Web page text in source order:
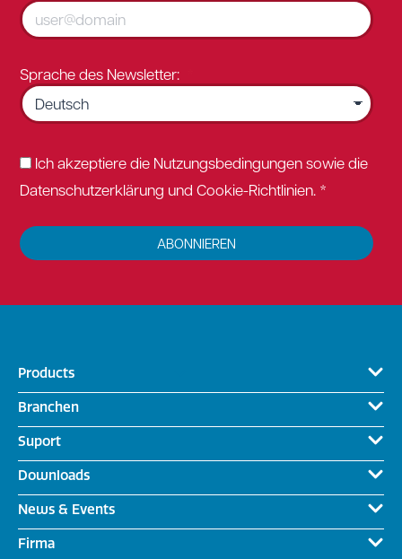
Sprache des Newsletter:
Ich akzeptiere die Nutzungsbedingungen sowie die
Datenschutzerklärung und Cookie-Richtlinien. *
ABONNIEREN
Products
Branchen
Suport
Downloads
News & Events
Firma